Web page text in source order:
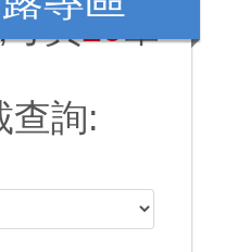
頁20筆
查詢: